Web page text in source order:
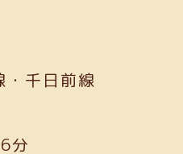
・千日前線
分